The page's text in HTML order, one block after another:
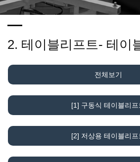
2. 테이블리프트- 테이
전체보기
[1] 구동식 테이블리프
[2] 저상용 테이블리프